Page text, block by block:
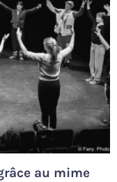
au mime